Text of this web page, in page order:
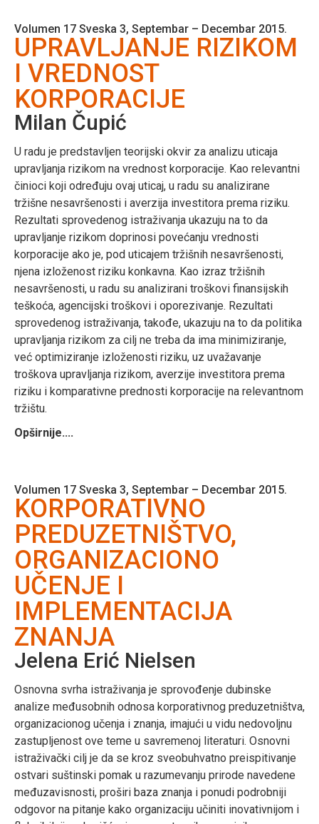
Volumen 17 Sveska 3, Septembar – Decembar 2015.
UPRAVLJANJE RIZIKOM
I VREDNOST
KORPORACIJE
Milan Čupić
U radu je predstavljen teorijski okvir za analizu uticaja
upravljanja rizikom na vrednost korporacije. Kao relevantni
činioci koji određuju ovaj uticaj, u radu su analizirane
tržišne nesavršenosti i averzija investitora prema riziku.
Rezultati sprovedenog istraživanja ukazuju na to da
upravljanje rizikom doprinosi povećanju vrednosti
korporacije ako je, pod uticajem tržišnih nesavršenosti,
njena izloženost riziku konkavna. Kao izraz tržišnih
nesavršenosti, u radu su analizirani troškovi finansijskih
teškoća, agencijski troškovi i oporezivanje. Rezultati
sprovedenog istraživanja, takođe, ukazuju na to da politika
upravljanja rizikom za cilj ne treba da ima minimiziranje,
već optimiziranje izloženosti riziku, uz uvažavanje
troškova upravljanja rizikom, averzije investitora prema
riziku i komparativne prednosti korporacije na relevantnom
tržištu.
Opširnije....
Volumen 17 Sveska 3, Septembar – Decembar 2015.
KORPORATIVNO
PREDUZETNIŠTVO,
ORGANIZACIONO
UČENJE I
IMPLEMENTACIJA
ZNANJA
Jelena Erić Nielsen
Osnovna svrha istraživanja je sprovođenje dubinske
analize međusobnih odnosa korporativnog preduzetništva,
organizacionog učenja i znanja, imajući u vidu nedovoljnu
zastupljenost ove teme u savremenoj literaturi. Osnovni
istraživački cilj je da se kroz sveobuhvatno preispitivanje
ostvari suštinski pomak u razumevanju prirode navedene
međuzavisnosti, proširi baza znanja i ponudi podrobniji
odgovor na pitanje kako organizaciju učiniti inovativnijom i